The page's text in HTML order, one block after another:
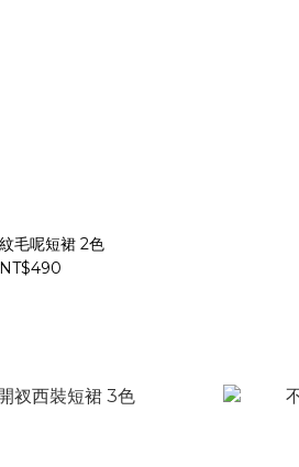
毛呢短裙 2色
NT$490